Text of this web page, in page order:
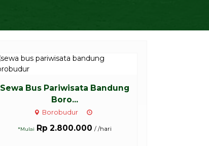
Sewa Bus Pariwisata Bandung
Boro...
Borobudur
*Mulai Rp 2.800.000 / /hari